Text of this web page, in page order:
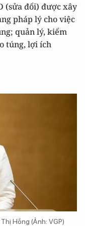
(sửa đổi) được xây
pháp lý cho việc
quản lý, kiểm
túng, lợi ích
Hồng (Ảnh: VGP)